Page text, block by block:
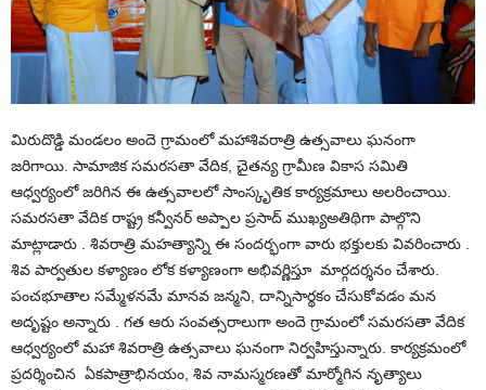
మిరుదొడ్డి మండలం అందె గ్రామంలో మహాశివరాత్రి ఉత్సవాలు ఘనంగా
జరిగాయి. సామాజిక సమరసతా వేదిక, చైతన్య గ్రామీణ వికాస సమితి
ఆధ్వర్యంలో జరిగిన ఈ ఉత్సవాలలో సాంస్కృతిక కార్యక్రమాలు అలరించాయి.
సమరసతా వేదిక రాష్ట్ర కన్వీనర్ అప్పాల ప్రసాద్ ముఖ్యఅతిథిగా పాల్గొని
మాట్లాడారు . శివరాత్రి మహత్యాన్ని ఈ సందర్భంగా వారు భక్తులకు వివరించారు .
శివ పార్వతుల కళ్యాణం లోక కళ్యాణంగా అభివర్ణిస్తూ మార్గదర్శనం చేశారు.
పంచభూతాల సమ్మేళనమే మానవ జన్మని, దాన్నిసార్థకం చేసుకోవడం మన
అదృష్టం అన్నారు . గత ఆరు సంవత్సరాలుగా అందె గ్రామంలో సమరసతా వేదిక
ఆధ్వర్యంలో మహా శివరాత్రి ఉత్సవాలు ఘనంగా నిర్వహిస్తున్నారు. కార్యక్రమంలో
ప్రదర్శించిన ఏకపాత్రాభినయం, శివ నామస్మరణతో మార్మోగిన నృత్యాలు